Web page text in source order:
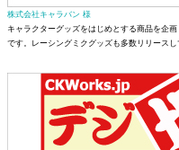
株式会社キャラバン 様
キャラクターグッズをはじめとする商品を企
です。レーシングミクグッズも多数リリースし